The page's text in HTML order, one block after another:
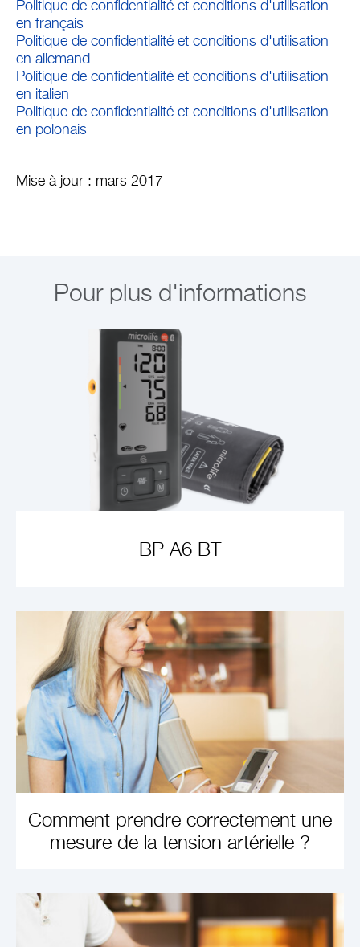
Politique de confidentialité et conditions d'utilisation
en français
Politique de confidentialité et conditions d'utilisation
en allemand
Politique de confidentialité et conditions d'utilisation
en italien
Politique de confidentialité et conditions d'utilisation
en polonais
Mise à jour : mars 2017
Pour plus d'informations
BP A6 BT
Comment prendre correctement une
mesure de la tension artérielle ?
EN APPRENDRE